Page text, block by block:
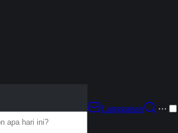
Langganan
···